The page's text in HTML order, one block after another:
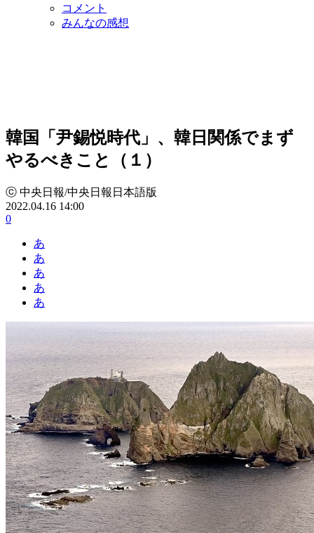
コメント
みんなの感想
韓国「尹錫悦時代」、韓日関係でまず
やるべきこと（１）
ⓒ 中央日報/中央日報日本語版
2022.04.16 14:00
0
あ
あ
あ
あ
あ